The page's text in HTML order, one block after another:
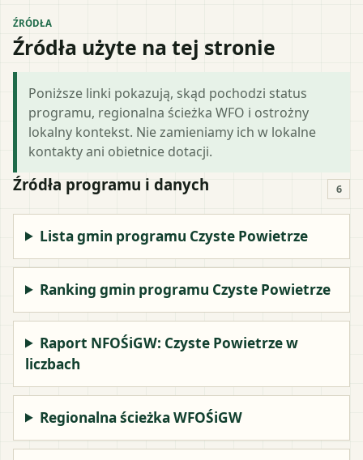
ŹRÓDŁA
Źródła użyte na tej stronie
Poniższe linki pokazują, skąd pochodzi status
programu, regionalna ścieżka WFO i ostrożny
lokalny kontekst. Nie zamieniamy ich w lokalne
kontakty ani obietnice dotacji.
Źródła programu i danych 6
Lista gmin programu Czyste Powietrze
Ranking gmin programu Czyste Powietrze
Raport NFOŚiGW: Czyste Powietrze w
liczbach
Regionalna ścieżka WFOŚiGW